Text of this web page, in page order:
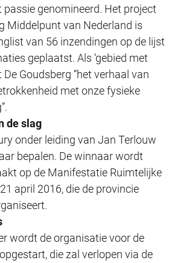
passie genomineerd. Het project
Middelpunt van Nederland is
van 56 inzendingen op de lijst
geplaatst. Als ‘gebied met
De Goudsberg “het verhaal van
met onze fysieke
de slag
onder leiding van Jan Terlouw
bepalen. De winnaar wordt
op de Manifestatie Ruimtelijke
april 2016, die de provincie
wordt de organisatie voor de
die zal verlopen via de